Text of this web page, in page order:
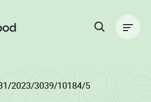
2023/3039/10184/5